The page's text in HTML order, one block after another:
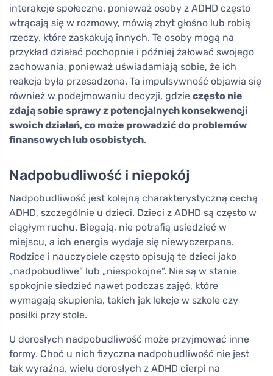
interakcje społeczne, ponieważ osoby z ADHD często
wtrącają się w rozmowy, mówią zbyt głośno lub robią
rzeczy, które zaskakują innych. Te osoby mogą na
przykład działać pochopnie i później żałować swojego
zachowania, ponieważ uświadamiają sobie, że ich
reakcja była przesadzona. Ta impulsywność objawia się
również w podejmowaniu decyzji, gdzie często nie
zdają sobie sprawy z potencjalnych konsekwencji
swoich działań, co może prowadzić do problemów
finansowych lub osobistych.
Nadpobudliwość i niepokój
Nadpobudliwość jest kolejną charakterystyczną cechą
ADHD, szczególnie u dzieci. Dzieci z ADHD są często w
ciągłym ruchu. Biegają, nie potrafią usiedzieć w
miejscu, a ich energia wydaje się niewyczerpana.
Rodzice i nauczyciele często opisują te dzieci jako
„nadpobudliwe” lub „niespokojne”. Nie są w stanie
spokojnie siedzieć nawet podczas zajęć, które
wymagają skupienia, takich jak lekcje w szkole czy
posiłki przy stole.
U dorosłych nadpobudliwość może przyjmować inne
formy. Choć u nich fizyczna nadpobudliwość nie jest
tak wyraźna, wielu dorosłych z ADHD cierpi na